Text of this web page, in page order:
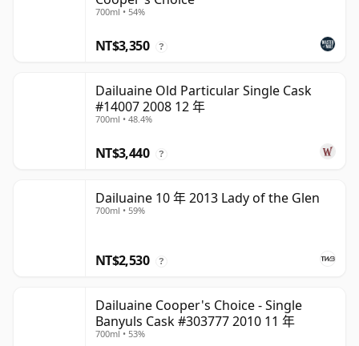
700ml • 54%
NT$3,350 ?
Dailuaine Old Particular Single Cask
#14007 2008 12 年
700ml • 48.4%
NT$3,440 ?
Dailuaine 10 年 2013 Lady of the Glen
700ml • 59%
NT$2,530 ?
Dailuaine Cooper's Choice - Single
Banyuls Cask #303777 2010 11 年
700ml • 53%